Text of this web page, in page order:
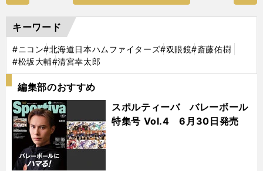
キーワード
#ニコン#北海道日本ハムファイターズ#双眼鏡#斎藤佑樹
#松坂大輔#清宮幸太郎
編集部のおすすめ
スポルティーバ バレーボール
特集号 Vol.4 6月30日発売